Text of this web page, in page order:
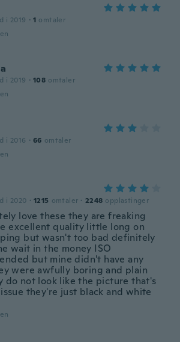
i 2019 · 1 omtaler
i 2019 · 108 omtaler
i 2016 · 66 omtaler
i 2020 · 1215 omtaler · 2248 opplastinger
love these they are freaking
excellent quality little long on
but wasn't too bad definitely
wait in the money ISO
but mine didn't have any
were awfully boring and plain
do not look like the picture that's
they're just black and white